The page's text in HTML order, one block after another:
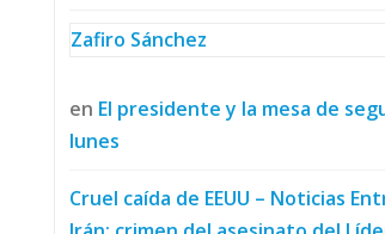
Zafiro Sánchez
en El presidente y la mesa de
lunes
Cruel caída de EEUU – Noticias